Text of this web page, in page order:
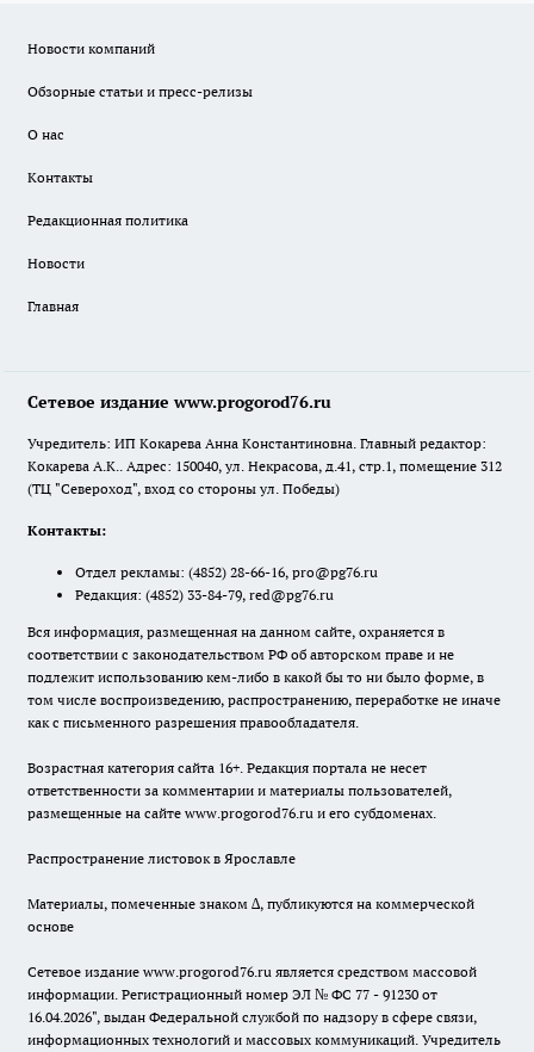
Новости компаний
Обзорные статьи и пресс-релизы
О нас
Контакты
Редакционная политика
Новости
Главная
Сетевое издание www.progorod76.ru
Учредитель: ИП Кокарева Анна Константиновна. Главный редактор:
Кокарева А.К.. Адрес: 150040, ул. Некрасова, д.41, стр.1, помещение 312
(ТЦ "Североход", вход со стороны ул. Победы)
Контакты:
Отдел рекламы: (4852) 28-66-16, pro@pg76.ru
Редакция: (4852) 33-84-79, red@pg76.ru
Вся информация, размещенная на данном сайте, охраняется в
соответствии с законодательством РФ об авторском праве и не
подлежит использованию кем-либо в какой бы то ни было форме, в
том числе воспроизведению, распространению, переработке не иначе
как с письменного разрешения правообладателя.
Возрастная категория сайта 16+. Редакция портала не несет
ответственности за комментарии и материалы пользователей,
размещенные на сайте www.progorod76.ru и его субдоменах.
Распространение листовок в Ярославле
Материалы, помеченные знаком ∆, публикуются на коммерческой
основе
Сетевое издание www.progorod76.ru является средством массовой
информации. Регистрационный номер ЭЛ № ФС 77 - 91230 от
16.04.2026", выдан Федеральной службой по надзору в сфере связи,
информационных технологий и массовых коммуникаций. Учредитель